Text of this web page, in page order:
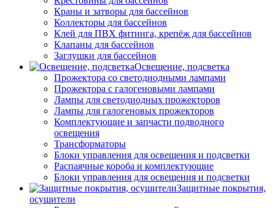
Краны и затворы для бассейнов
Коллекторы для бассейнов
Клей для ПВХ фитинга, крепёж для бассейнов
Клапаны для бассейнов
Заглушки для бассейнов
Освещение, подсветка
Прожектора со светодиодными лампами
Прожектора с галогеновыми лампами
Лампы для светодиодных прожекторов
Лампы для галогеновых прожекторов
Комплектующие и запчасти подводного
освещения
Трансформаторы
Блоки управления для освещения и подсветки
Распаячные короба и комплектующие
Блоки управления для освещения и подсветки
Защитные покрытия,
осушители